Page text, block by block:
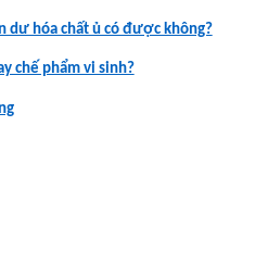
dư hóa chất ủ có được không?
chế phẩm vi sinh?